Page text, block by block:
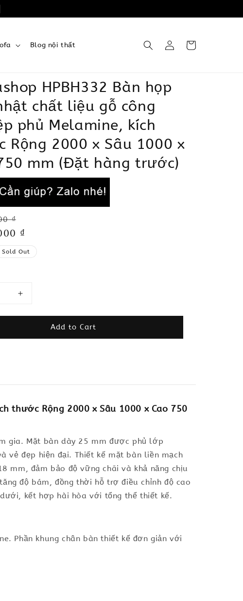
Blog nội thất
HPBH332 Bàn họp
chất liệu gỗ công
phủ Melamine, kích
Rộng 2000 x Sâu 1000 x
mm (Đặt hàng trước)
₫
₫
Sold Out
Add to Cart
thước Rộng 2000 x Sâu 1000 x Cao 750
gia. Mặt bàn dày 25 mm được phủ lớp
vẻ đẹp hiện đại. Thiết kế mặt bàn liền mạch
mm, đảm bảo độ vững chãi và khả năng chịu
độ bám, đồng thời hỗ trợ điều chỉnh độ cao
kết hợp hài hòa với tổng thể thiết kế.
Phần khung chân bàn thiết kế đơn giản với